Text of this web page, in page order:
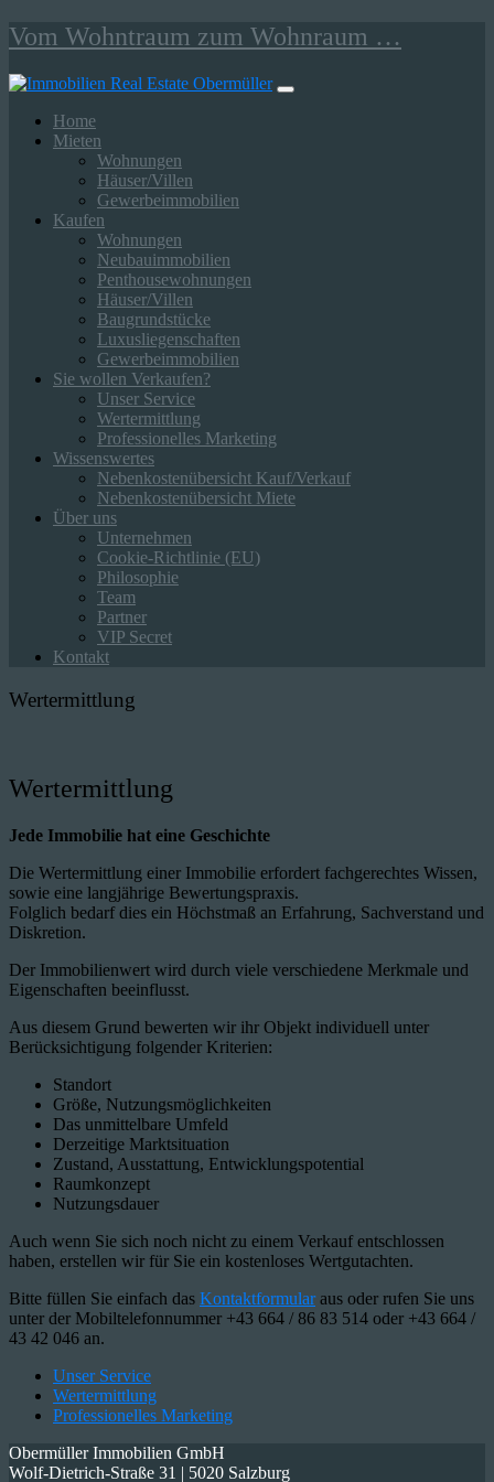
Springe
zum
Inhalt
Vom Wohntraum zum Wohnraum …
Home
Mieten
Wohnungen
Häuser/Villen
Gewerbeimmobilien
Kaufen
Wohnungen
Neubauimmobilien
Penthousewohnungen
Häuser/Villen
Baugrundstücke
Luxusliegenschaften
Gewerbeimmobilien
Sie wollen Verkaufen?
Unser Service
Wertermittlung
Professionelles Marketing
Wissenswertes
Nebenkostenübersicht Kauf/Verkauf
Nebenkostenübersicht Miete
Über uns
Unternehmen
Cookie-Richtlinie (EU)
Philosophie
Team
Partner
VIP Secret
Kontakt
Wertermittlung
Wertermittlung
Jede Immobilie hat eine Geschichte
Die Wertermittlung einer Immobilie erfordert fachgerechtes Wissen,
sowie eine langjährige Bewertungspraxis.
Folglich bedarf dies ein Höchstmaß an Erfahrung, Sachverstand und
Diskretion.
Der Immobilienwert wird durch viele verschiedene Merkmale und
Eigenschaften beeinflusst.
Aus diesem Grund bewerten wir ihr Objekt individuell unter
Berücksichtigung folgender Kriterien:
Standort
Größe, Nutzungsmöglichkeiten
Das unmittelbare Umfeld
Derzeitige Marktsituation
Zustand, Ausstattung, Entwicklungspotential
Raumkonzept
Nutzungsdauer
Auch wenn Sie sich noch nicht zu einem Verkauf entschlossen
haben, erstellen wir für Sie ein kostenloses Wertgutachten.
Bitte füllen Sie einfach das Kontaktformularaus oder rufen Sie uns
unter der Mobiltelefonnummer +43 664 / 86 83 514 oder +43 664 /
43 42 046 an.
Unser Service
Wertermittlung
Professionelles Marketing
Obermüller Immobilien GmbH
Wolf-Dietrich-Straße 31 | 5020 Salzburg